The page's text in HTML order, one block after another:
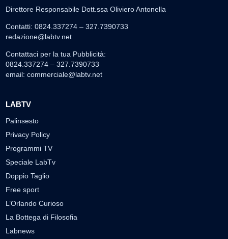
Direttore Responsabile Dott.ssa Oliviero Antonella
Contatti: 0824.337274 – 327.7390733
redazione@labtv.net
Contattaci per la tua Pubblicità:
0824.337274 – 327.7390733
email: commerciale@labtv.net
LABTV
Palinsesto
Privacy Policy
Programmi TV
Speciale LabTv
Doppio Taglio
Free sport
L’Orlando Curioso
La Bottega di Filosofia
Labnews